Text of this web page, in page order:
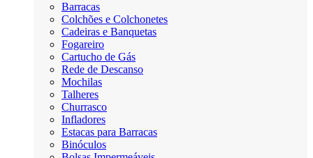
Barracas
Colchões e Colchonetes
Cadeiras e Banquetas
Fogareiro
Cartucho de Gás
Rede de Descanso
Mochilas
Talheres
Churrasco
Infladores
Estacas para Barracas
Binóculos